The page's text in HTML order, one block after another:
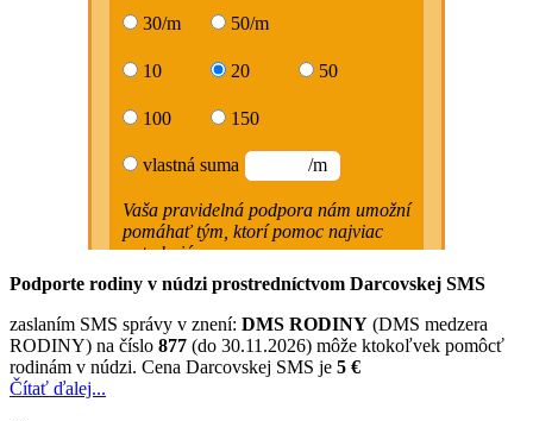
Podporte rodiny v núdzi prostredníctvom Darcovskej SMS
zaslaním SMS správy v znení: DMS RODINY (DMS medzera
RODINY) na číslo 877 (do 30.11.2026) môže ktokoľvek pomôcť
rodinám v núdzi. Cena Darcovskej SMS je 5 €
Čítať ďalej...